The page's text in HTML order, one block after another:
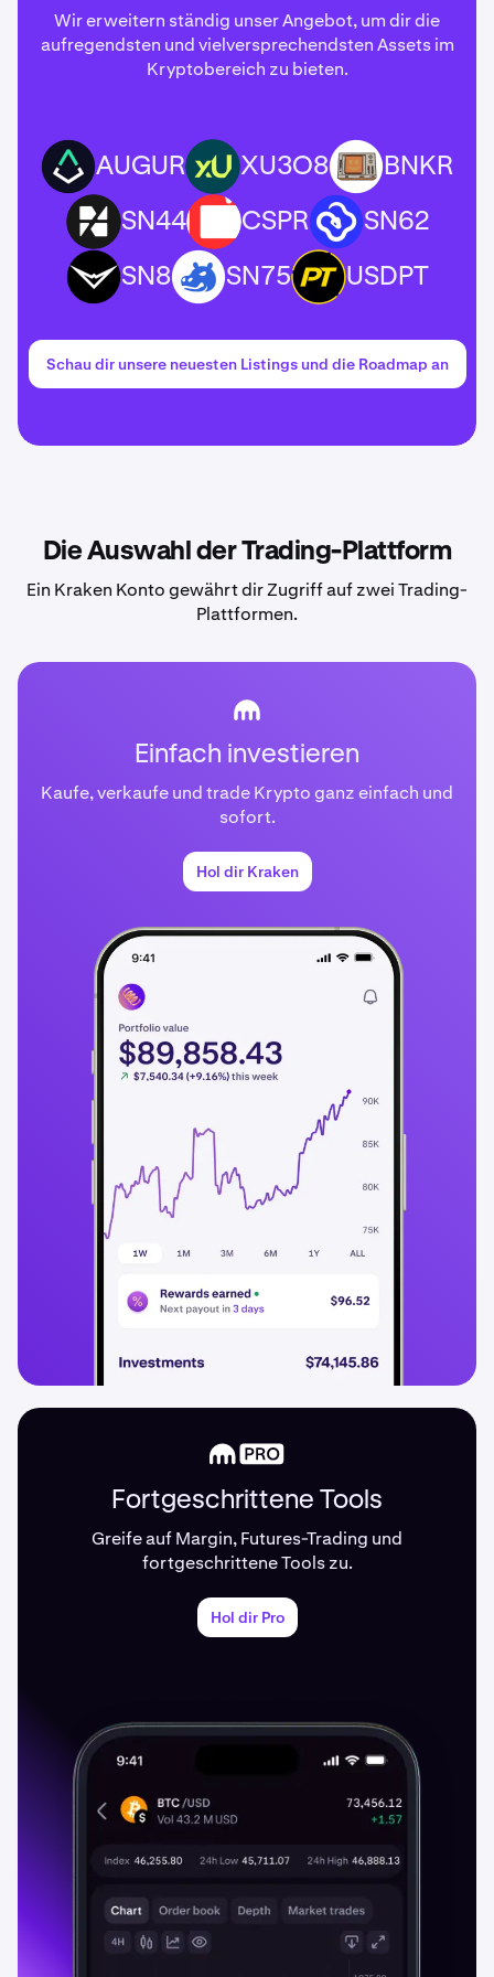
Wir erweitern ständig unser Angebot, um dir die
aufregendsten und vielversprechendsten Assets im
Kryptobereich zu bieten.
AUGUR AUGUR XU3O8 XU3O8 BNKR BNKR
SN44 SN44 CSPR SN62 SN62
SN8 SN8 SN75 SN75 USDPT USDPT
Schau dir unsere neuesten Listings und die Roadmap an
Die Auswahl der Trading-Plattform
Ein Kraken Konto gewährt dir Zugriff auf zwei Trading-
Plattformen.
Einfach investieren
Kaufe, verkaufe und trade Krypto ganz einfach und
sofort.
Hol dir Kraken
Fortgeschrittene Tools
Greife auf Margin, Futures-Trading und
fortgeschrittene Tools zu.
Hol dir Pro